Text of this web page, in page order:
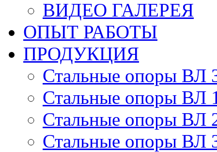
ВИДЕО ГАЛЕРЕЯ
ОПЫТ РАБОТЫ
ПРОДУКЦИЯ
Стальные опоры ВЛ
Стальные опоры ВЛ
Стальные опоры ВЛ
Стальные опоры ВЛ